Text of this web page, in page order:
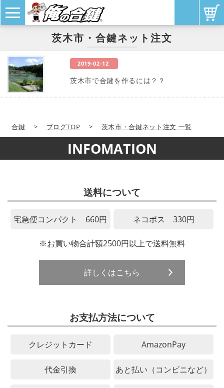
茨木市・合鍵ネット注文
2019-02-12
茨木市で合鍵を作るには？？
合鍵 > ブログTOP > 茨木市・合鍵ネット注文 一覧
INFOMATION
送料について
宅急便コンパクト 660円 ネコポス 330円
※お買い物合計額2500円以上で送料無料
詳しくはこちら
お支払方法について
クレジットカード AmazonPay
代金引換 あと払い（コンビニなど）